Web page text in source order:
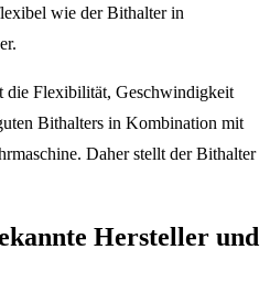
wie der Bithalter in
die Flexibilität, Geschwindigkeit
Bithalters in Kombination mit
Daher stellt der Bithalter
Hersteller und